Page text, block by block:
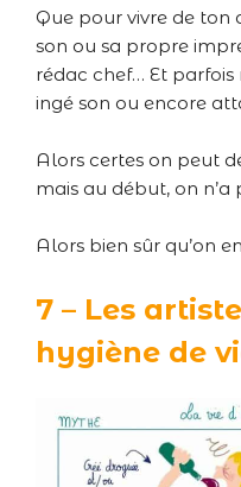
Que pour vivre de ton
son ou sa propre
rédac chef… Et parfois
ingé son ou encore
Alors certes on peut
mais au début, on
Alors bien sûr qu’on
7 – Les
hygiène de